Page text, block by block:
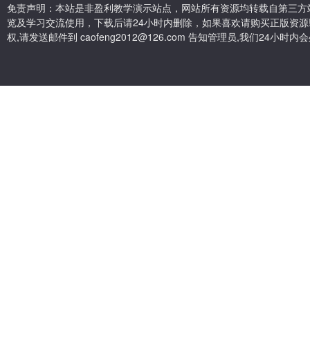
免责声明：本站是非盈利教学演示站点，网站所有资源均转载自第三
览及学习交流使用，下载后请24小时内删除，如果喜欢请购买正版资
权,请发送邮件到 caofeng2012@126.com 告知管理员,我们24小时内